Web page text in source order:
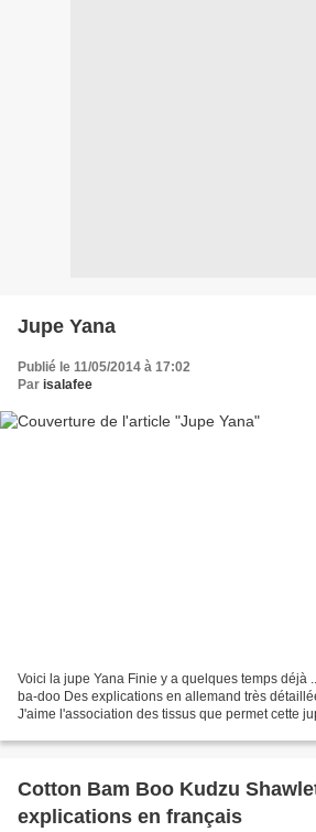
Jupe Yana
Publié le 11/05/2014 à 17:02
Par isalafee
Voici la jupe Yana Finie y a quelques temps déjà
ba-doo Des explications en allemand très
J'aime l'association des tissus que permet cette
Cotton Bam Boo Kudzu
explications en français